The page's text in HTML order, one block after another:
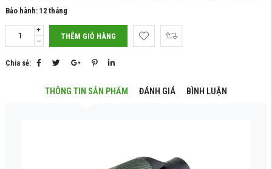
Bảo hành: 12 tháng
THÊM GIỎ HÀNG
Chia sẻ:
THÔNG TIN SẢN PHẨM ĐÁNH GIÁ BÌNH LUẬN